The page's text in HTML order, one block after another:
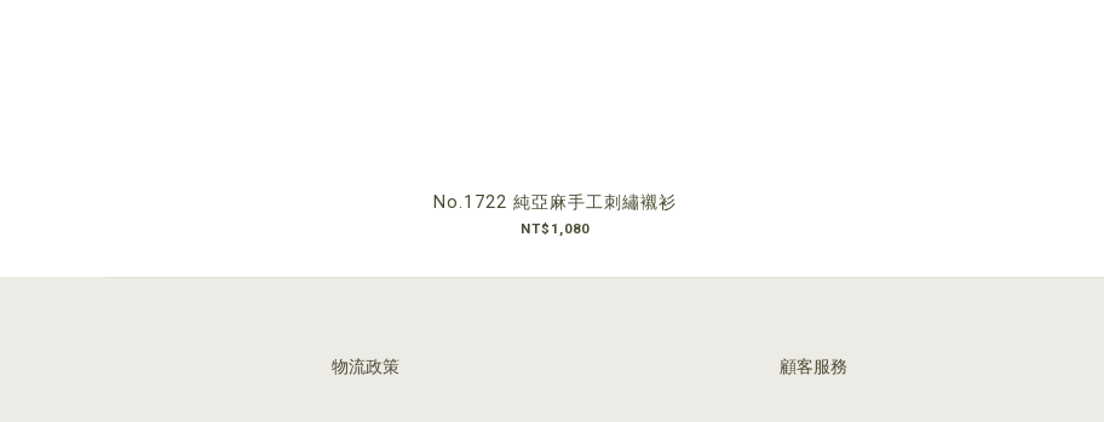
No.1722 純亞麻手工刺繡襯衫
NT$1,080
物流政策 顧客服務